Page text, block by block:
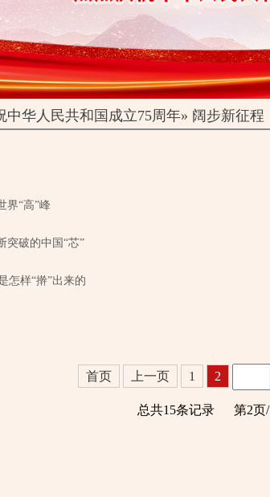
中华人民共和国成立75周年» 阔步新征程
界“高”峰
突破的中国“芯”
怎样“擀”出来的
首页 上一页 1 2
总共15条记录 第2页/